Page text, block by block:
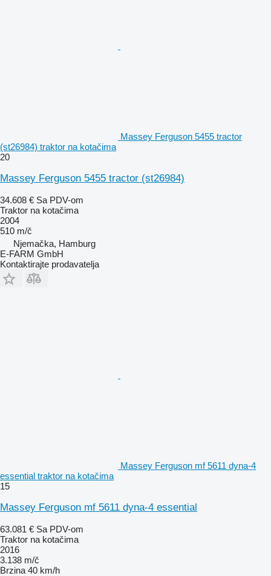
Massey Ferguson 5455 tractor
(st26984) traktor na kotačima
20
Massey Ferguson 5455 tractor (st26984)
34.608 € Sa PDV-om
Traktor na kotačima
2004
510 m/č
Njemačka, Hamburg
E-FARM GmbH
Kontaktirajte prodavatelja
Massey Ferguson mf 5611 dyna-4
essential traktor na kotačima
15
Massey Ferguson mf 5611 dyna-4 essential
63.081 € Sa PDV-om
Traktor na kotačima
2016
3.138 m/č
Brzina 40 km/h